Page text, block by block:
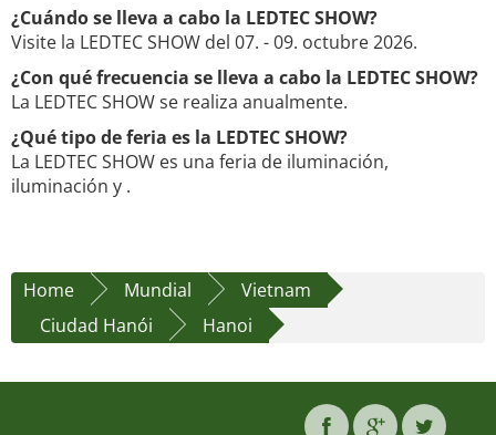
¿Cuándo se lleva a cabo la LEDTEC SHOW?
Visite la LEDTEC SHOW del 07. - 09. octubre 2026.
¿Con qué frecuencia se lleva a cabo la LEDTEC SHOW?
La LEDTEC SHOW se realiza anualmente.
¿Qué tipo de feria es la LEDTEC SHOW?
La LEDTEC SHOW es una feria de iluminación,
iluminación y .
Home Mundial
Vietnam
Ciudad Hanói
Hanoi